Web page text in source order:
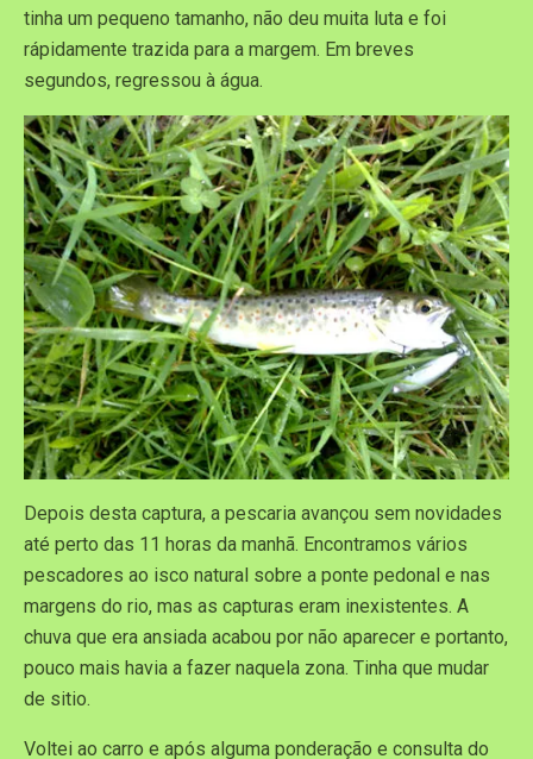
tinha um pequeno tamanho, não deu muita luta e foi
rápidamente trazida para a margem. Em breves
segundos, regressou à água.
Depois desta captura, a pescaria avançou sem novidades
até perto das 11 horas da manhã. Encontramos vários
pescadores ao isco natural sobre a ponte pedonal e nas
margens do rio, mas as capturas eram inexistentes. A
chuva que era ansiada acabou por não aparecer e portanto,
pouco mais havia a fazer naquela zona. Tinha que mudar
de sitio.
Voltei ao carro e após alguma ponderação e consulta do